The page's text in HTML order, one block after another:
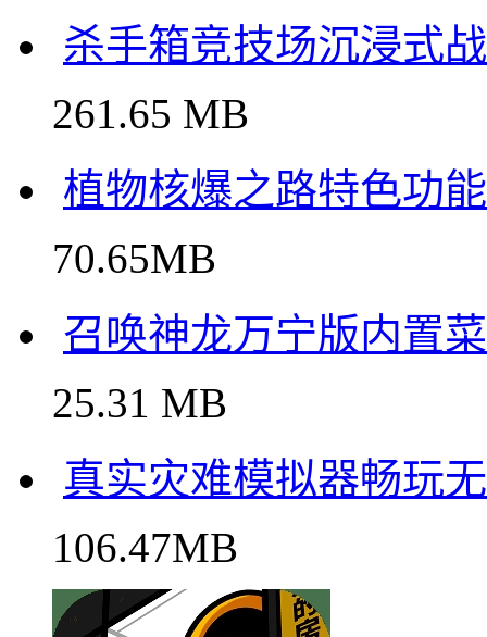
杀手箱竞技场沉浸式
261.65 MB
植物核爆之
召唤神龙万宁版内置
真实灾难模拟器畅玩